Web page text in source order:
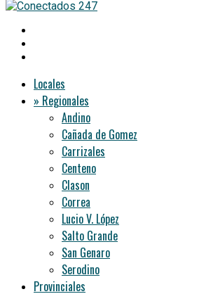
Locales
» Regionales
Andino
Cañada de Gomez
Carrizales
Centeno
Clason
Correa
Lucio V. López
Salto Grande
San Genaro
Serodino
Provinciales